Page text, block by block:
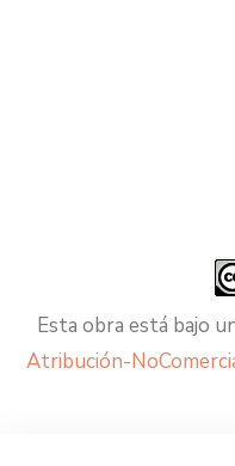
Esta obra está bajo
Atribución-